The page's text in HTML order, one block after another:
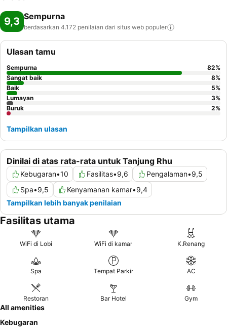
9,3 Sempurna
berdasarkan 4.172 penilaian dari situs web populer
Dinilai di atas rata-rata untuk Tanjung Rhu
Kebugaran•10 Fasilitas•9,6 Pengalaman•9,5
Spa•9,5 Kenyamanan kamar•9,4
Tampilkan lebih banyak penilaian
Ulasan tamu
Sempurna 82%
Sangat baik
8%
Baik
5%
Lumayan
3%
Buruk
2%
Tampilkan ulasan
Fasilitas utama
WiFi di Lobi WiFi di kamar K.Renang
Spa Tempat Parkir AC
Restoran Bar Hotel Gym
All amenities
Kebugaran